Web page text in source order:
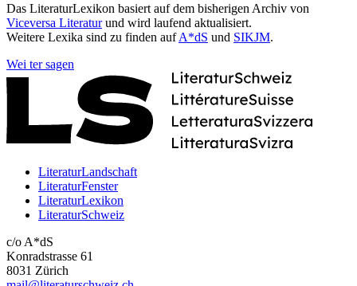
Das LiteraturLexikon basiert auf dem bisherigen Archiv von
Viceversa Literaturund wird laufend aktualisiert.
Weitere Lexika sind zu finden aufA*dS und SIKJM.
Wei ter sagen
LiteraturLandschaft
LiteraturFenster
LiteraturLexikon
LiteraturSchweiz
c/o A*dS
Konradstrasse 61
8031 Zürich